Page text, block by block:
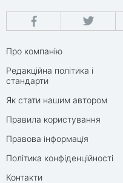
Про компанію
Редакційна політика і
стандарти
Як стати нашим автором
Правила користування
Правова інформація
Політика конфіденційності
Контакти